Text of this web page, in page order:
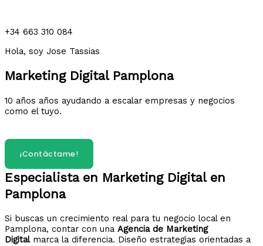
+34 663 310 084
Hola, soy Jose Tassias
Marketing Digital Pamplona
10 años años ayudando a escalar empresas y negocios
como el tuyo.
¿Hablamos?
¡Contáctame!
Especialista en Marketing Digital en
Pamplona
Si buscas un crecimiento real para tu negocio local en
Pamplona, contar con una Agencia de Marketing
Digitalmarca la diferencia. Diseño estrategias orientadas a